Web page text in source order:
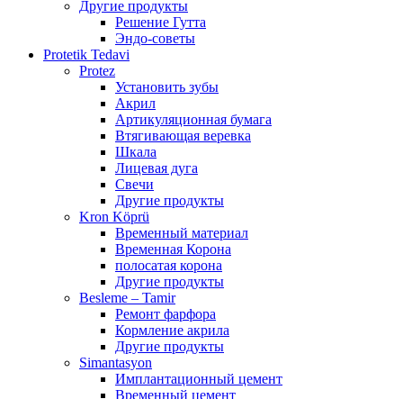
Другие продукты
Решение Гутта
Эндо-советы
Protetik Tedavi
Protez
Установить зубы
Акрил
Артикуляционная бумага
Втягивающая веревка
Шкала
Лицевая дуга
Свечи
Другие продукты
Kron Köprü
Временный материал
Временная Корона
полосатая корона
Другие продукты
Besleme – Tamir
Ремонт фарфора
Кормление акрила
Другие продукты
Simantasyon
Имплантационный цемент
Временный цемент